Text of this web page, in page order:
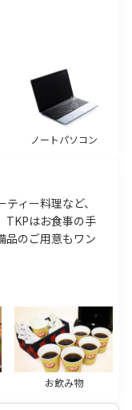
ノートパソコン
ィー料理など、
TKPはお食事の手
品のご用意もワン
お飲み物